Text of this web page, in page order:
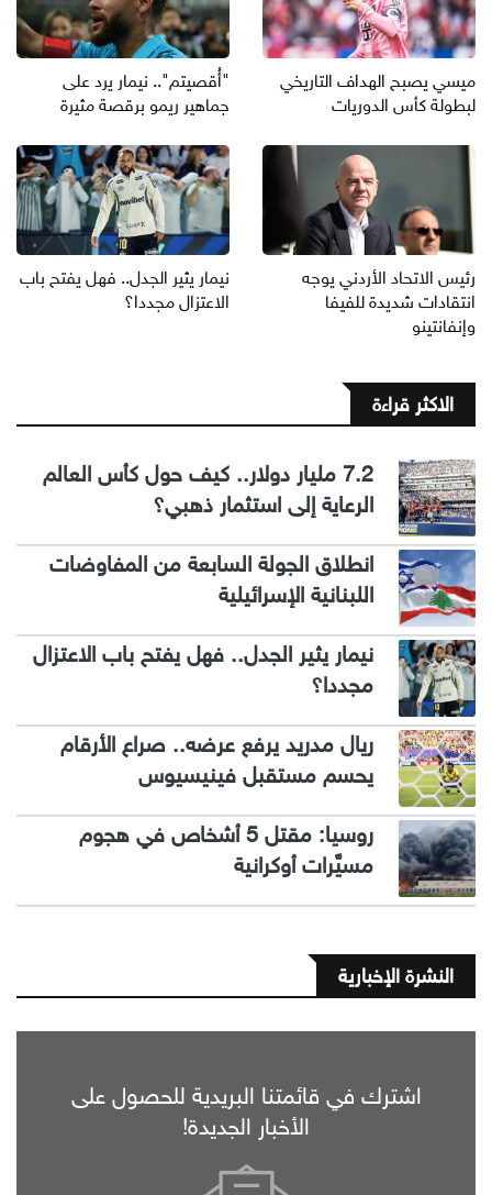
ميسي يصبح الهداف التاريخي
لبطولة كأس الدوريات
"أُقصيتم".. نيمار يرد على
جماهير ريمو برقصة مثيرة
رئيس الاتحاد الأردني يوجه
انتقادات شديدة للفيفا
وإنفانتينو
نيمار يثير الجدل.. فهل يفتح باب
الاعتزال مجددا؟
الاكثر قراءة
7.2 مليار دولار.. كيف حول كأس العالم
الرعاية إلى استثمار ذهبي؟
انطلاق الجولة السابعة من المفاوضات
اللبنانية الإسرائيلية
نيمار يثير الجدل.. فهل يفتح باب الاعتزال
مجددا؟
ريال مدريد يرفع عرضه.. صراع الأرقام
يحسم مستقبل فينيسيوس
روسيا: مقتل 5 أشخاص في هجوم
مسيَّرات أوكرانية
النشرة الإخبارية
اشترك في قائمتنا البريدية للحصول على
الأخبار الجديدة!